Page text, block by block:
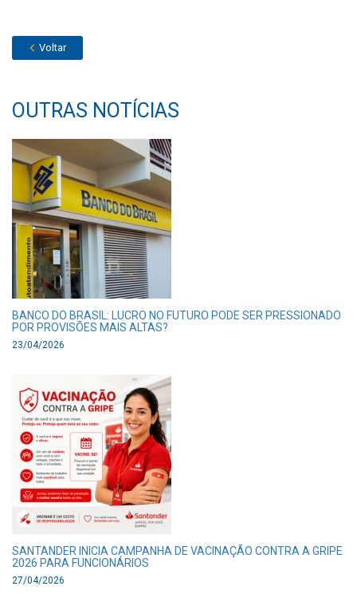
Voltar
OUTRAS NOTÍCIAS
BANCO DO BRASIL: LUCRO NO FUTURO PODE SER PRESSIONADO
POR PROVISÕES MAIS ALTAS?
23/04/2026
SANTANDER INICIA CAMPANHA DE VACINAÇÃO CONTRA A GRIPE
2026 PARA FUNCIONÁRIOS
27/04/2026